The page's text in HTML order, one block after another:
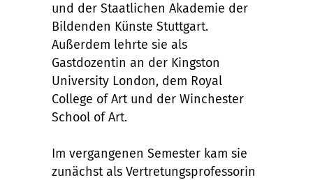
und der Staatlichen Akademie der
Bildenden Künste Stuttgart.
Außerdem lehrte sie als
Gastdozentin an der Kingston
University London, dem Royal
College of Art und der Winchester
School of Art.
Im vergangenen Semester kam sie
zunächst als Vertretungsprofessorin